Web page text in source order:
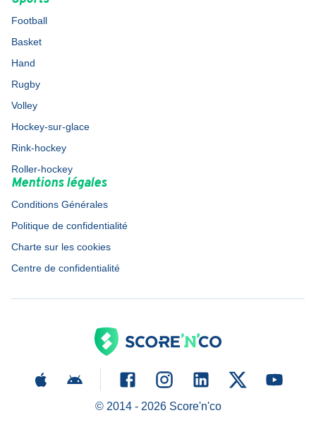
Football
Basket
Hand
Rugby
Volley
Hockey-sur-glace
Rink-hockey
Roller-hockey
Mentions légales
Conditions Générales
Politique de confidentialité
Charte sur les cookies
Centre de confidentialité
© 2014 - 2026Score'n'co